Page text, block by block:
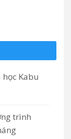
Kabu
trình